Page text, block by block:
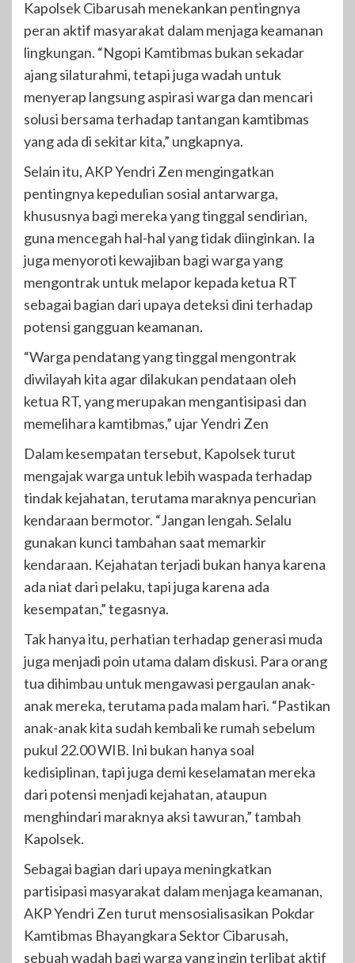
Kapolsek Cibarusah menekankan pentingnya
peran aktif masyarakat dalam menjaga keamanan
lingkungan. “Ngopi Kamtibmas bukan sekadar
ajang silaturahmi, tetapi juga wadah untuk
menyerap langsung aspirasi warga dan mencari
solusi bersama terhadap tantangan kamtibmas
yang ada di sekitar kita,” ungkapnya.
Selain itu, AKP Yendri Zen mengingatkan
pentingnya kepedulian sosial antarwarga,
khususnya bagi mereka yang tinggal sendirian,
guna mencegah hal-hal yang tidak diinginkan. Ia
juga menyoroti kewajiban bagi warga yang
mengontrak untuk melapor kepada ketua RT
sebagai bagian dari upaya deteksi dini terhadap
potensi gangguan keamanan.
“Warga pendatang yang tinggal mengontrak
diwilayah kita agar dilakukan pendataan oleh
ketua RT, yang merupakan mengantisipasi dan
memelihara kamtibmas,” ujar Yendri Zen
Dalam kesempatan tersebut, Kapolsek turut
mengajak warga untuk lebih waspada terhadap
tindak kejahatan, terutama maraknya pencurian
kendaraan bermotor. “Jangan lengah. Selalu
gunakan kunci tambahan saat memarkir
kendaraan. Kejahatan terjadi bukan hanya karena
ada niat dari pelaku, tapi juga karena ada
kesempatan,” tegasnya.
Tak hanya itu, perhatian terhadap generasi muda
juga menjadi poin utama dalam diskusi. Para orang
tua dihimbau untuk mengawasi pergaulan anak-
anak mereka, terutama pada malam hari. “Pastikan
anak-anak kita sudah kembali ke rumah sebelum
pukul 22.00 WIB. Ini bukan hanya soal
kedisiplinan, tapi juga demi keselamatan mereka
dari potensi menjadi kejahatan, ataupun
menghindari maraknya aksi tawuran,” tambah
Kapolsek.
Sebagai bagian dari upaya meningkatkan
partisipasi masyarakat dalam menjaga keamanan,
AKP Yendri Zen turut mensosialisasikan Pokdar
Kamtibmas Bhayangkara Sektor Cibarusah,
sebuah wadah bagi warga yang ingin terlibat aktif